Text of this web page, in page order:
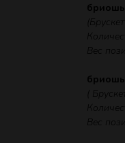
бриошь
Вес
(
Вес